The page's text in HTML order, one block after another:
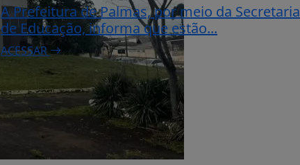
A Prefeitura de Palmas, por meio da Secretaria
de Educação, informa que estão...
ACESSAR